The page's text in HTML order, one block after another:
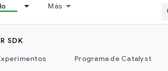
Más
SDK
Programa de Catalyst